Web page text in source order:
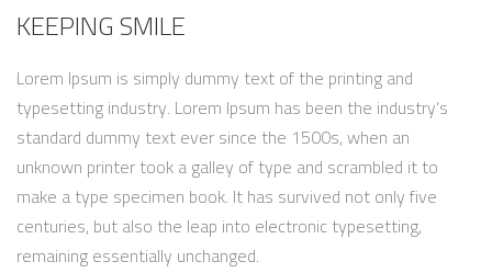
KEEPING SMILE
Lorem Ipsum is simply dummy text of the printing and
typesetting industry. Lorem Ipsum has been the industry’s
standard dummy text ever since the 1500s, when an
unknown printer took a galley of type and scrambled it to
make a type specimen book. It has survived not only five
centuries, but also the leap into electronic typesetting,
remaining essentially unchanged.